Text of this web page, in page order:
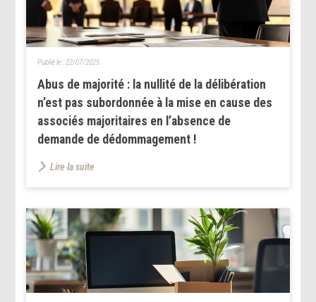
Abus de majorité : la nullité de la délibération
n’est pas subordonnée à la mise en cause des
associés majoritaires en l’absence de
demande de dédommagement !
Publié le : 22/07/2025
Lire la suite